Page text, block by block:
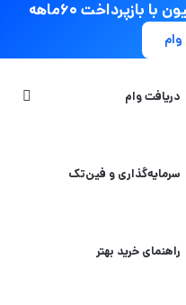
دریافت وام
سرمایه‌گذاری و فین‌تک
راهنمای خرید بهتر